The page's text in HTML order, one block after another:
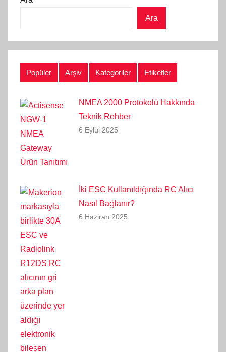
Ara
Popüler Arşiv Kategoriler Etiketler
NMEA 2000 Protokolü Hakkında
Teknik Rehber
6 Eylül 2025
İki ESC Kullanıldığında RC Alıcı
Nasıl Bağlanır?
6 Haziran 2025